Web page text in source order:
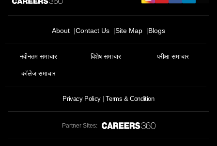
About Contact Us Site Map Blogs
नवीनतम समाचार विशेष समाचार परीक्षा समाचार
कॉलेज समाचार
Privacy Policy Terms & Condition
Partner Sites: